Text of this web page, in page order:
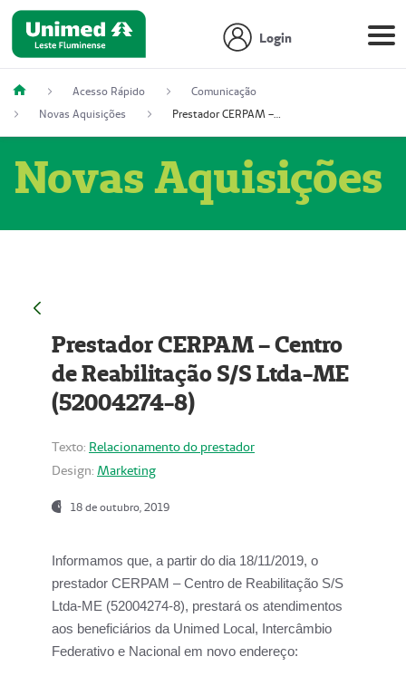
Login
Acesso Rápido
Comunicação
Novas Aquisições
Prestador CERPAM – Centro de Reabilitação S/S Ltda-ME (52004274-8)
Novas Aquisições
Prestador CERPAM – Centro
de Reabilitação S/S Ltda-ME
(52004274-8)
Texto: Relacionamento do prestador
Design: Marketing
18 de outubro, 2019
Informamos que, a partir do dia 18/11/2019, o
prestador CERPAM – Centro de Reabilitação S/S
Ltda-ME (52004274-8), prestará os atendimentos
aos beneficiários da Unimed Local, Intercâmbio
Federativo e Nacional em novo endereço: